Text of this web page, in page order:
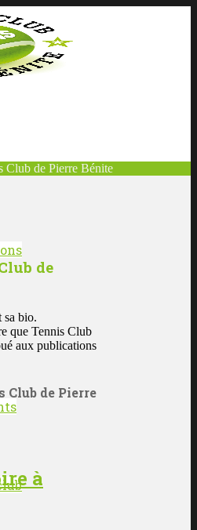
Club de Pierre Bénite
de
sa bio.
que Tennis Club
aux publications
Club de Pierre
à